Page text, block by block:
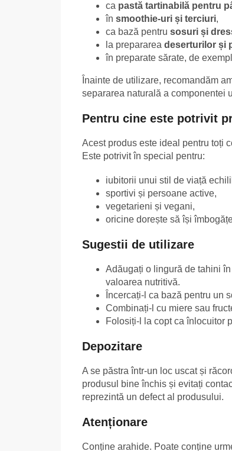
ca pastă tartinabilă pentru
în smoothie-uri și terciuri,
ca bază pentru sosuri și
la prepararea deserturilor și
în preparate sărate, de
Înainte de utilizare, recomandăm
separarea naturală a componentei
Pentru cine este potrivit
Acest produs este ideal pentru toți
Este potrivit în special pentru:
iubitorii unui stil de viață
sportivi și persoane active,
vegetarieni și vegani,
oricine dorește să își
Sugestii de utilizare
Adăugați o lingură de tahini
valoarea nutritivă.
Încercați-l ca bază pentru un
Combinați-l cu miere sau
Folosiți-l la copt ca înlocuitor
Depozitare
A se păstra într-un loc uscat și
produsul bine închis și evitați
reprezintă un defect al produsului.
Atenționare
Conține arahide. Poate conține